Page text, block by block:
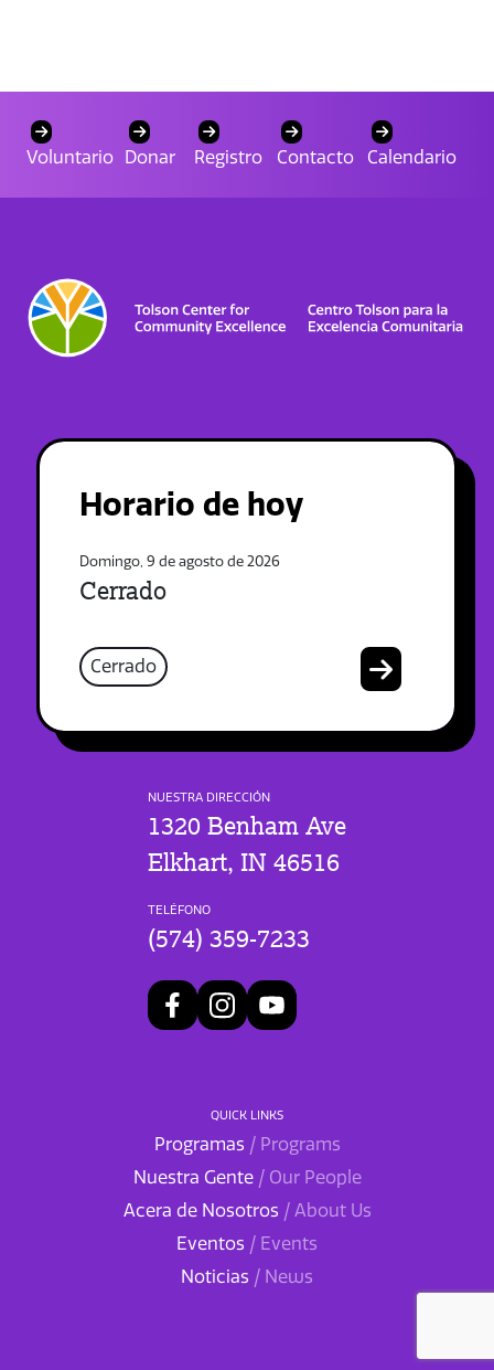
Voluntario Donar Registro Contacto Calendario
Horario de hoy
Domingo, 9 de agosto de 2026
Cerrado
Cerrado
NUESTRA DIRECCIÓN
1320 Benham Ave
Elkhart, IN 46516
TELÉFONO
(574) 359-7233
QUICK LINKS
Programas / Programs
Nuestra Gente / Our People
Acera de Nosotros / About Us
Eventos / Events
Noticias / News